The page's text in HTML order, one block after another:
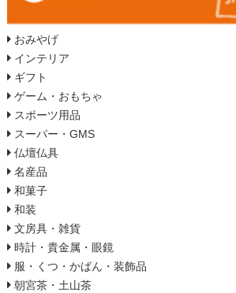
おみやげ
インテリア
ギフト
ゲーム・おもちゃ
スポーツ用品
スーパー・GMS
仏壇仏具
名産品
和菓子
和装
文房具・雑貨
時計・貴金属・眼鏡
服・くつ・かばん・装飾品
朝宮茶・土山茶